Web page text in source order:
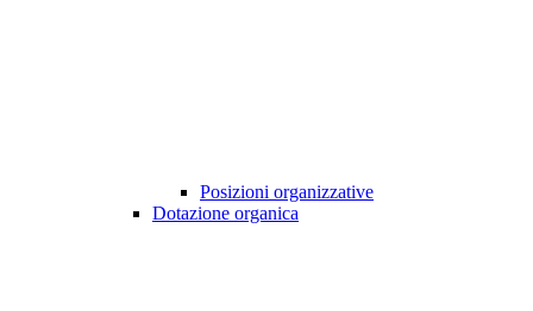
Posizioni organizzative
Dotazione organica